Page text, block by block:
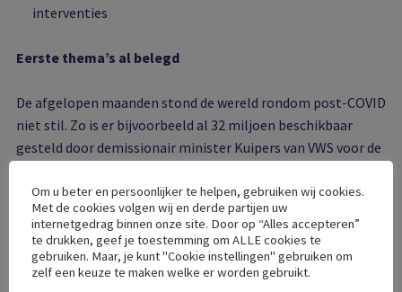
interventies
Eerste thema’s al belegd
De afgelopen maanden stond de wereld rondom post-COVID
niet stil. Zo is er bijvoorbeeld al 32 miljoen beschikbaar
gesteld door demissionair minister Kuipers van VWS voor de
onderzoek te doen naar post-COVID en heeft ZonMW
hiervoor inmiddels de eerste subsidiecall uitgezet.
Met deze ontwikkelingen zijn de eerste vijf thema’s al
belegd. De thema’s 6, 7 en 8 moeten volgens het Platform
Om u beter en persoonlijker te helpen, gebruiken wij cookies.
Met de cookies volgen wij en derde partijen uw
internetgedrag binnen onze site. Door op “Alles accepteren”
te drukken, geef je toestemming om ALLE cookies te
gebruiken. Maar, je kunt "Cookie instellingen" gebruiken om
zelf een keuze te maken welke er worden gebruikt.